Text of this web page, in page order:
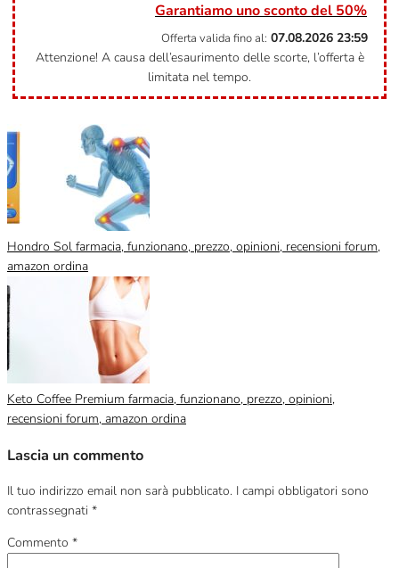
Garantiamo uno sconto del 50%
Offerta valida fino al: 07.08.2026 23:59
Attenzione! A causa dell’esaurimento delle scorte, l’offerta è
limitata nel tempo.
Hondro Sol farmacia, funzionano, prezzo, opinioni, recensioni forum,
amazon ordina
Keto Coffee Premium farmacia, funzionano, prezzo, opinioni,
recensioni forum, amazon ordina
Lascia un commento
Il tuo indirizzo email non sarà pubblicato. I campi obbligatori sono
contrassegnati *
Commento *